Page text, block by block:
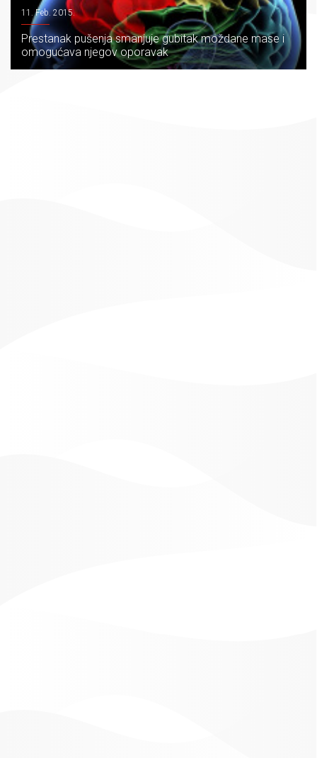
11. Feb. 2015.
Prestanak pušenja smanjuje gubitak moždane mase i
omogućava njegov oporavak